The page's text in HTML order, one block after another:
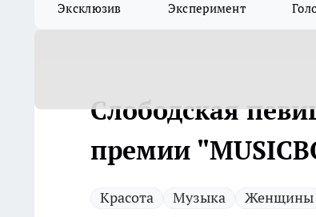
Эксклюзив Эксперимент
Слободская
премии
Красота Музыка Женщины